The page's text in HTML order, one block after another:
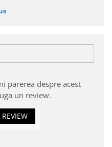
parerea despre acest
un review.